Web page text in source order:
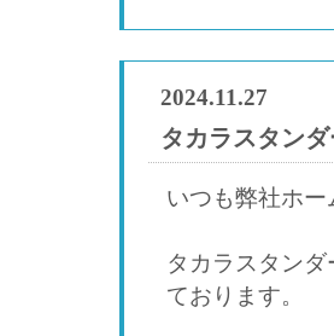
2024.11.27
タカラスタン
いつも弊社ホ
タカラスタン
ております。